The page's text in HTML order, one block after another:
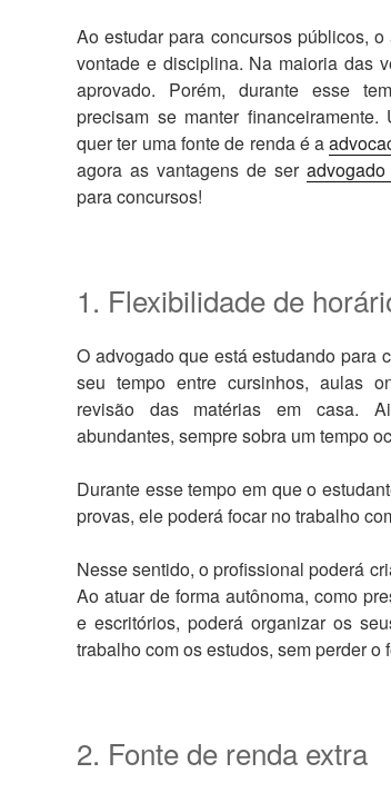
Ao estudar para concursos públicos,
vontade e disciplina. Na maioria das
aprovado. Porém, durante esse
precisam se manter
quer ter uma fonte de renda é a
agora as vantagens de ser
para concursos!
1. Flexibilidade de
O advogado que está estudando para
seu tempo entre cursinhos, aulas
revisão das matérias em casa.
abundantes, sempre sobra um tempo
Durante esse tempo em que o
provas, ele poderá focar no trabalho
Nesse sentido, o profissional poderá
Ao atuar de forma autônoma, como
e escritórios, poderá organizar os
trabalho com os estudos, sem perder o
2. Fonte de renda extra